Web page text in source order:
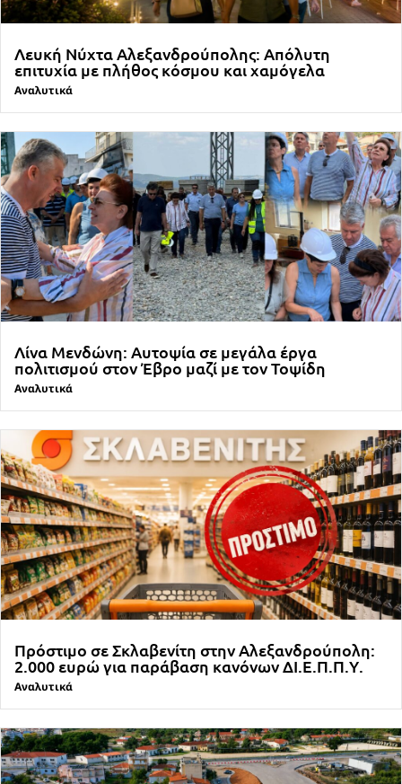
Λευκή Νύχτα Αλεξανδρούπολης: Απόλυτη
επιτυχία με πλήθος κόσμου και χαμόγελα
Αναλυτικά
Λίνα Μενδώνη: Αυτοψία σε μεγάλα έργα
πολιτισμού στον Έβρο μαζί με τον Τοψίδη
Αναλυτικά
Πρόστιμο σε Σκλαβενίτη στην Αλεξανδρούπολη:
2.000 ευρώ για παράβαση κανόνων ΔΙ.Ε.Π.Π.Υ.
Αναλυτικά